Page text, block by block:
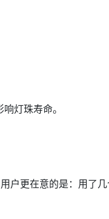
灯珠寿命。
户更在意的是：用了几